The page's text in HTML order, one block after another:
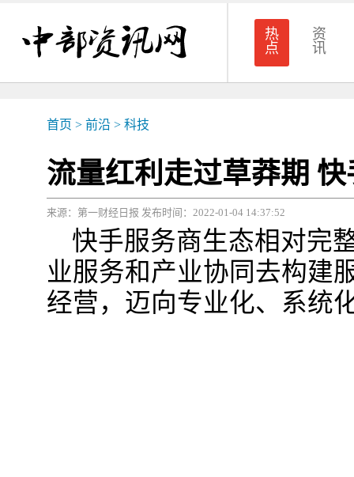
热
点
资
讯
首页 > 前沿 > 科技
流量红利走过草莽期
来源：第一财经日报 发布时间：2022-01-04 14:37:52
快手服务商生态相对
业服务和产业协同去构建
经营，迈向专业化、系统